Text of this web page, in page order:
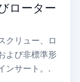
ローター
クリュー、ロ
よび非標準形
ンサート。.